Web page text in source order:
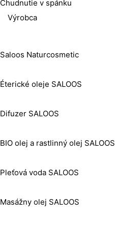
Chudnutie v spánku
Výrobca
Saloos Naturcosmetic
Éterické oleje SALOOS
Difuzer SALOOS
BIO olej a rastlinný olej SALOOS
Pleťová voda SALOOS
Masážny olej SALOOS